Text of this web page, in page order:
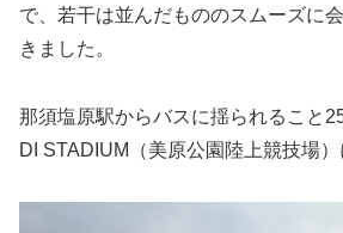
で、若干は並んだもののスムーズに
きました。
那須塩原駅からバスに揺られること
DI STADIUM（美原公園陸上競技場）